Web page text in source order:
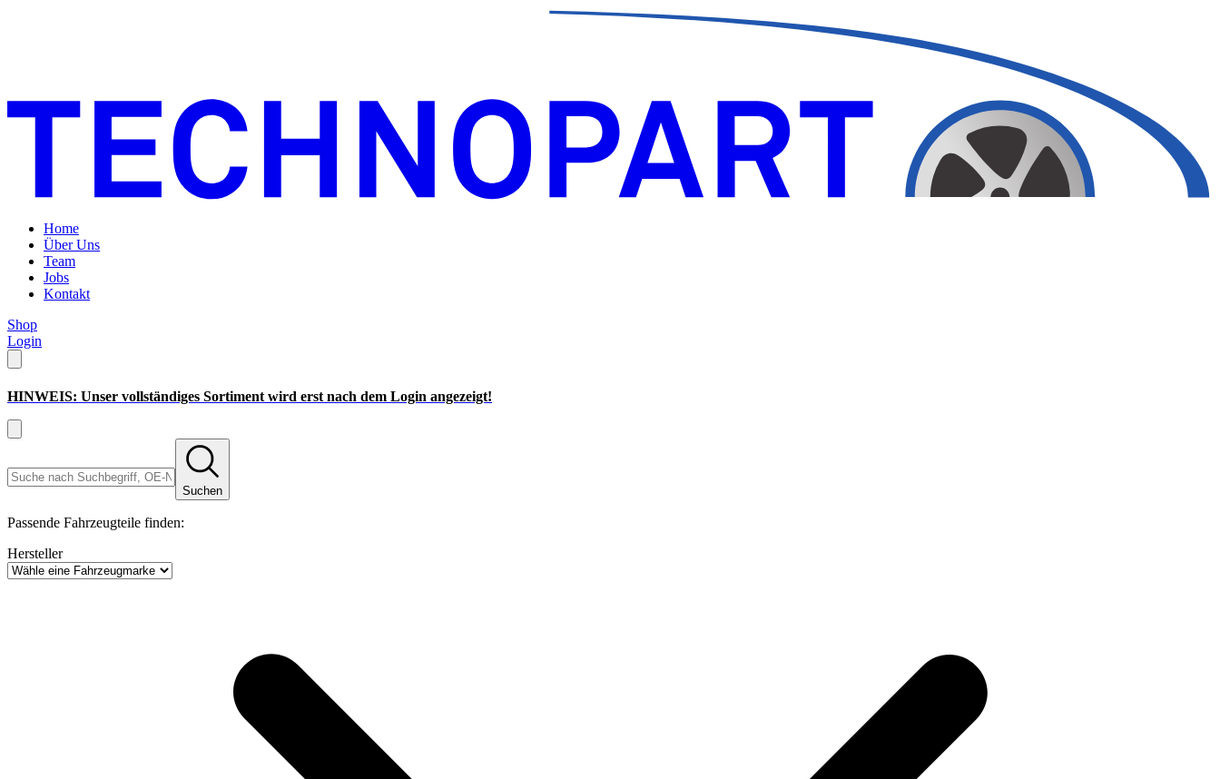
Home
Über Uns
Team
Jobs
Kontakt
Shop
Login
HINWEIS: Unser vollständiges Sortiment wird erst nach dem Login angezeigt!
Suchen
Passende Fahrzeugteile finden:
Hersteller